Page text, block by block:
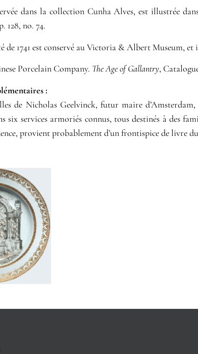
dans la collection Cunha Alves, est illustrée
128, no. 74.
de 1741 est conservé au Victoria & Albert Museum,
Porcelain Company. The Age of Gallantry,
:​
de Nicholas Geelvinck, futur maire
six services armoriés connus, tous destinés à des
provient probablement d’un frontispice de livre